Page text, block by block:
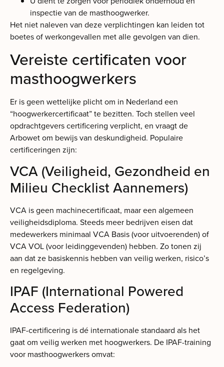
inspectie van de masthoogwerker.
Het niet naleven van deze verplichtingen kan leiden tot
boetes of werkongevallen met alle gevolgen van dien.
Vereiste certificaten voor
masthoogwerkers
Er is geen wettelijke plicht om in Nederland een
“hoogwerkercertificaat” te bezitten. Toch stellen veel
opdrachtgevers certificering verplicht, en vraagt de
Arbowet om bewijs van deskundigheid. Populaire
certificeringen zijn:
VCA (Veiligheid, Gezondheid en
Milieu Checklist Aannemers)
VCA is geen machinecertificaat, maar een algemeen
veiligheidsdiploma. Steeds meer bedrijven eisen dat
medewerkers minimaal VCA Basis (voor uitvoerenden) of
VCA VOL (voor leidinggevenden) hebben. Zo tonen zij
aan dat ze basiskennis hebben van veilig werken, risico’s
en regelgeving.
IPAF (International Powered
Access Federation)
IPAF-certificering is dé internationale standaard als het
gaat om veilig werken met hoogwerkers. De IPAF-training
voor masthoogwerkers omvat: